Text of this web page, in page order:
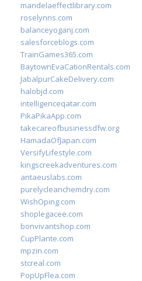
mandelaeffectlibrary.com
roselynns.com
balanceyoganj.com
salesforceblogs.com
TrainGames365.com
BaytownEvaCationRentals.com
JabalpurCakeDelivery.com
halobjd.com
intelligenceqatar.com
PikaPikaApp.com
takecareofbusinessdfw.org
HamadaOfJapan.com
VersifyLifestyle.com
kingscreekadventures.com
antaeuslabs.com
purelycleanchemdry.com
WishOping.com
shoplegacee.com
bonvivantshop.com
CupPlante.com
mpzin.com
stcreal.com
PopUpFlea.com